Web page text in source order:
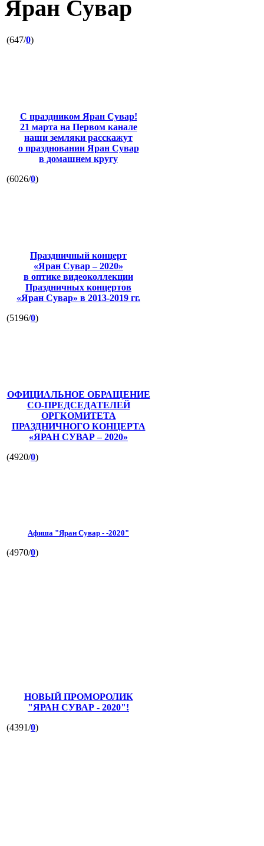
Яран Сувар
(647/0)
С праздником Яран Сувар!
21 марта на Первом канале
наши земляки расскажут
о праздновании Яран Сувар
в домашнем кругу
(6026/0)
Праздничный концерт
«Яран Сувар – 2020»
в оптике видеоколлекции
Праздничных концертов
«Яран Сувар» в 2013-2019 гг.
(5196/0)
ОФИЦИАЛЬНОЕ ОБРАЩЕНИЕ
СО-ПРЕДСЕДАТЕЛЕЙ
ОРГКОМИТЕТА
ПРАЗДНИЧНОГО КОНЦЕРТА
«ЯРАН СУВАР – 2020»
(4920/0)
Афиша "Яран Сувар - -2020"
(4970/0)
НОВЫЙ ПРОМОРОЛИК
"ЯРАН СУВАР - 2020"!
(4391/0)